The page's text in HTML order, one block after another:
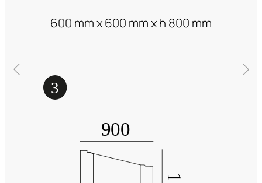
600 mm x 600 mm x h 800 mm